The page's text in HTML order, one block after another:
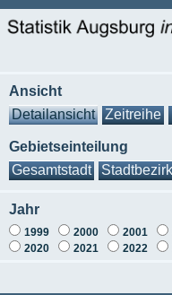
Ansicht
Detailansicht
Zeitreihe
Gebietseinteilung
Gesamtstadt
Jahr
1999 2000 2001
2020
2021 2022